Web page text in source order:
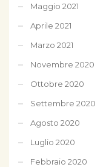
Maggio 2021
Aprile 2021
Marzo 2021
Novembre 2020
Ottobre 2020
Settembre 2020
Agosto 2020
Luglio 2020
Febbraio 2020